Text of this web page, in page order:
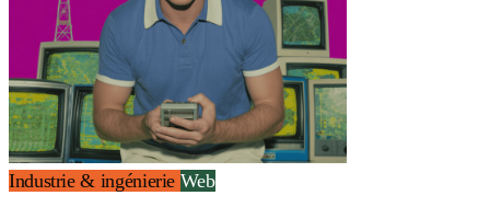
Industrie & ingénierie Web